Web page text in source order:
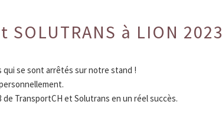
SOLUTRANS à LION 2023
se sont arrêtés sur notre stand !
TransportCH et Solutrans en un réel succès.